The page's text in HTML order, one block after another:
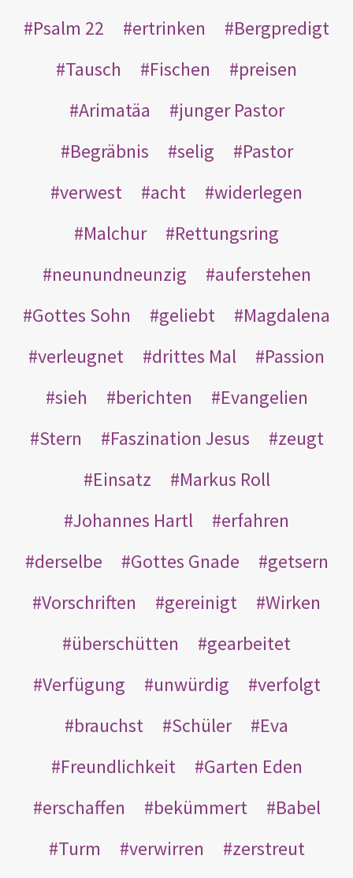
Psalm 22
ertrinken
Bergpredigt
Tausch
Fischen
preisen
Arimatäa
junger Pastor
Begräbnis
selig
Pastor
verwest
acht
widerlegen
Malchur
Rettungsring
neunundneunzig
auferstehen
Gottes Sohn
geliebt
Magdalena
verleugnet
drittes Mal
Passion
sieh
berichten
Evangelien
Stern
Faszination Jesus
zeugt
Einsatz
Markus Roll
Johannes Hartl
erfahren
derselbe
Gottes Gnade
getsern
Vorschriften
gereinigt
Wirken
überschütten
gearbeitet
Verfügung
unwürdig
verfolgt
brauchst
Schüler
Eva
Freundlichkeit
Garten Eden
erschaffen
bekümmert
Babel
Turm
verwirren
zerstreut